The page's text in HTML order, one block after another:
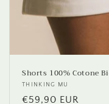
Shorts 100% Cotone
Anbieter:
THINKING MU
Normaler
€59,90 EUR